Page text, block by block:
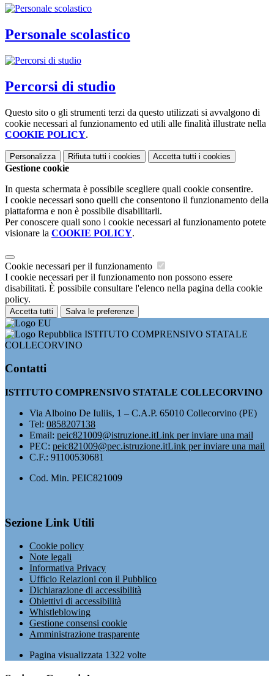
Personale scolastico
Percorsi di studio
Questo sito o gli strumenti terzi da questo utilizzati si avvalgono di
cookie necessari al funzionamento ed utili alle finalità illustrate nella
COOKIE POLICY.
Personalizza Rifiuta tutti i cookies Accetta tutti i cookies
Gestione cookie
In questa schermata è possibile scegliere quali cookie consentire.
I cookie necessari sono quelli che consentono il funzionamento della
piattaforma e non è possibile disabilitarli.
Per conoscere quali sono i cookie necessari al funzionamento potete
visionare la COOKIE POLICY.
Cookie necessari per il funzionamento
I cookie necessari per il funzionamento non possono essere
disabilitati. È possibile consultare l'elenco nella pagina della cookie
policy.
Accetta tutti Salva le preferenze
ISTITUTO COMPRENSIVO STATALE
COLLECORVINO
Contatti
ISTITUTO COMPRENSIVO STATALE COLLECORVINO
Via Alboino De Iuliis, 1 – C.A.P. 65010 Collecorvino (PE)
Tel: 0858207138
Email: peic821009@istruzione.itLink per inviare una mail
PEC: peic821009@pec.istruzione.itLink per inviare una mail
C.F.: 91100530681
Cod. Min. PEIC821009
Sezione Link Utili
Cookie policy
Note legali
Informativa Privacy
Ufficio Relazioni con il Pubblico
Dichiarazione di accessibilità
Obiettivi di accessibilità
Whistleblowing
Gestione consensi cookie
Amministrazione trasparente
Pagina visualizzata 1322 volte